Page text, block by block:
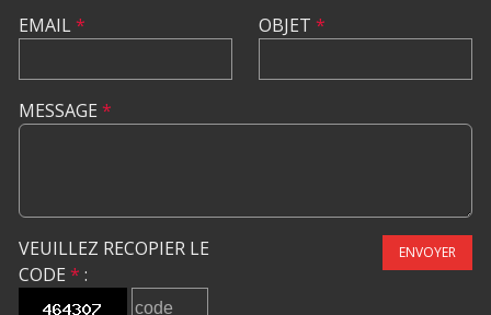
EMAIL* OBJET *
MESSAGE *
VEUILLEZ RECOPIER LE
CODE * :
ENVOYER